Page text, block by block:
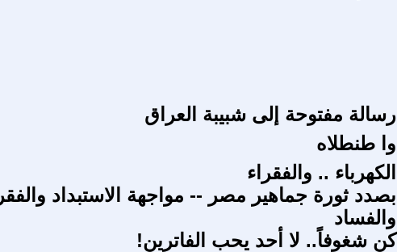
رسالة مفتوحة إلى شبيبة العراق
وا طنطلاه
الكهرباء .. والفقراء
بصدد ثورة جماهير مصر -- مواجهة الاستبداد والفقر
والفساد
كن شغوفاً.. لا أحد يحب الفاترين!